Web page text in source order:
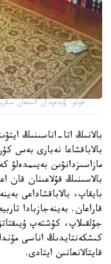
فوتو: ۆيدەودان الىنعان
بالانىڭ اتا-اناسىنىڭ
بالاباقشاعا نەبارى بەس
مازاسىزدانۋىن بەيىمدەلۋ
بالاسىنىڭ قۇلاعىنان قان
بايقاپ، بالاباقشاداعى
قاراعان. بەينەجازبادا
جۇلقىلاپ، كۇشتەپ
كىشكەنتايدىڭ اناسى
قايتالانعانىن ايتادى.